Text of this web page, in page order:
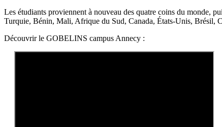
Les étudiants proviennent à nouveau des quatre coins du monde,
Turquie, Bénin, Mali, Afrique du Sud, Canada, États-Unis, Brésil,
Découvrir le GOBELINS campus Annecy :